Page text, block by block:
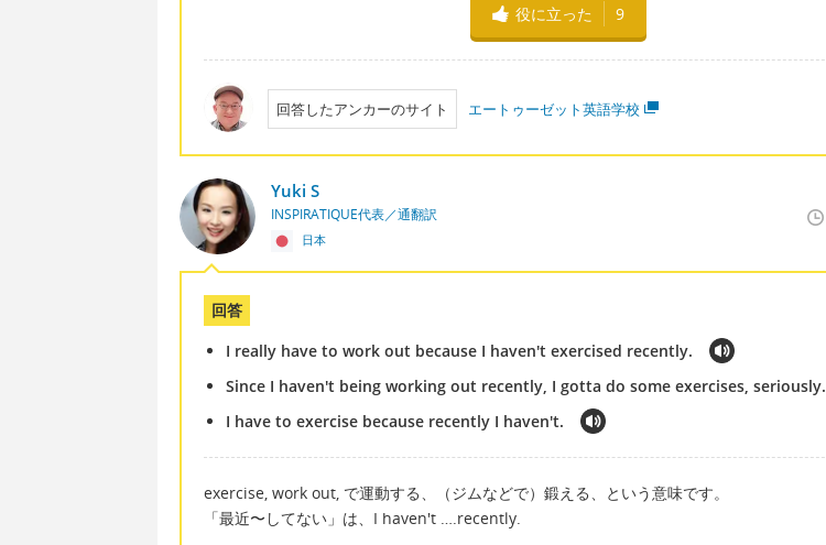
役に立った 9
回答したアンカーのサイト エートゥーゼット英語学校
Yuki S
INSPIRATIQUE代表／通翻訳
日本
回答
I really have to work out because I haven't exercised recently.
Since I haven't being working out recently, I gotta do some exercises, seriously.
I have to exercise because recently I haven't.
exercise, work out, で運動する、（ジムなどで）鍛える、という意味です。
「最近〜してない」は、I haven't ….recently.